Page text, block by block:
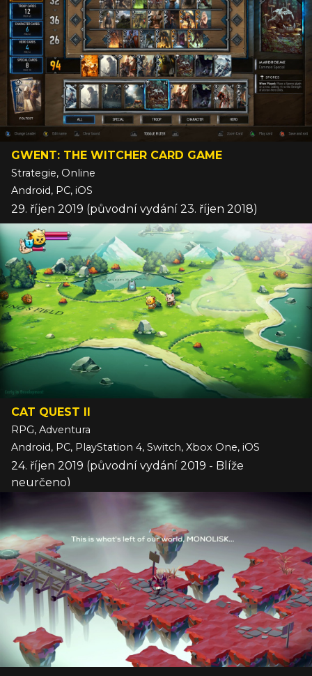
GWENT: THE WITCHER CARD GAME
Strategie, Online
Android, PC, iOS
29. říjen 2019 (původní vydání 23. říjen 2018)
CAT QUEST II
RPG, Adventura
Android, PC, PlayStation 4, Switch, Xbox One, iOS
24. říjen 2019 (původní vydání 2019 - Blíže
neurčeno)